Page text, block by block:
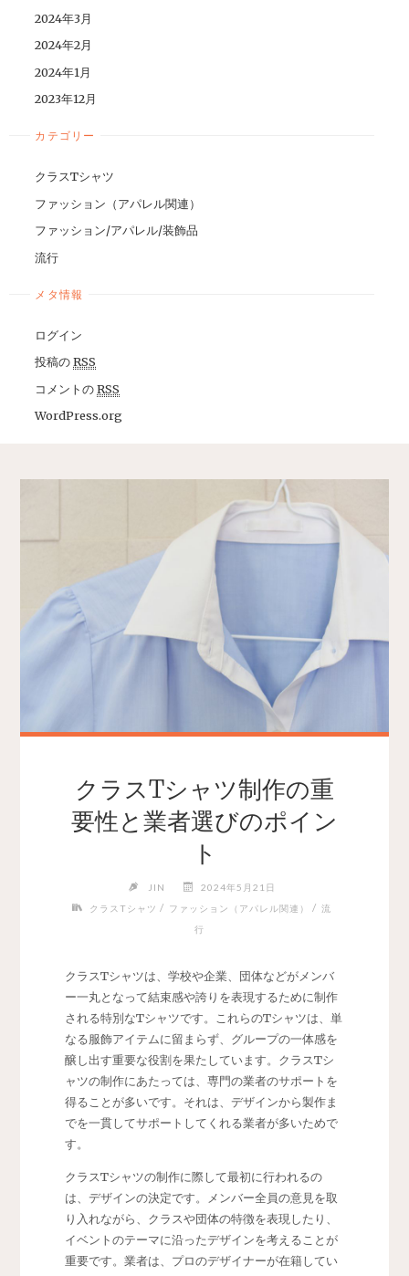
2024年3月
2024年2月
2024年1月
2023年12月
カテゴリー
クラスTシャツ
ファッション（アパレル関連）
ファッション/アパレル/装飾品
流行
メタ情報
ログイン
投稿のRSS
コメントのRSS
WordPress.org
クラスTシャツ制作の重
要性と業者選びのポイン
ト
JIN
2024年5月21日
クラスTシャツ / ファッション（アパレル関連） / 流
行
クラスTシャツは、学校や企業、団体などがメンバ
ー一丸となって結束感や誇りを表現するために制作
される特別なTシャツです。
これらのTシャツは、単
なる服飾アイテムに留まらず、グループの一体感を
醸し出す重要な役割を果たしています。クラスTシ
ャツの制作にあたっては、専門の業者のサポートを
得ることが多いです。それは、デザインから製作ま
でを一貫してサポートしてくれる業者が多いためで
す。
クラスTシャツの制作に際して最初に行われるの
は、デザインの決定です。メンバー全員の意見を取
り入れながら、クラスや団体の特徴を表現したり、
イベントのテーマに沿ったデザインを考えることが
重要です。業者は、プロのデザイナーが在籍してい